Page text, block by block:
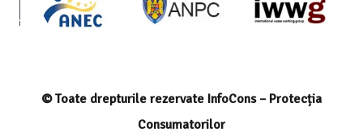
© Toate drepturile rezervate InfoCons – Protecția
Consumatorilor